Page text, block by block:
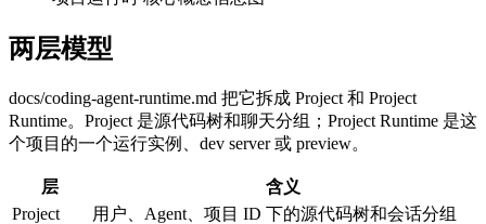
两层模型
docs/coding-agent-runtime.md 把它拆成 Project 和 Project
Runtime。Project 是源代码树和聊天分组；Project Runtime 是这
个项目的一个运行实例、dev server 或 preview。
层
含义
Project
用户、Agent、项目 ID 下的源代码树和会话分组